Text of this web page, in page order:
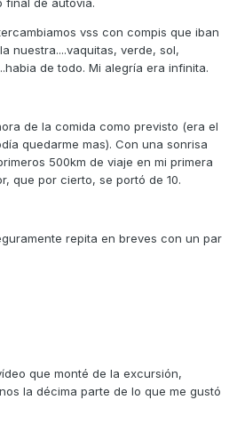
final de autovía.
vss con compis que iban
nuestra....vaquitas, verde, sol,
de todo. Mi alegría era infinita.
de la comida como previsto (era el
quedarme mas). Con una sonrisa
500km de viaje en mi primera
que por cierto, se portó de 10.
repita en breves con un par
que monté de la excursión,
la décima parte de lo que me gustó